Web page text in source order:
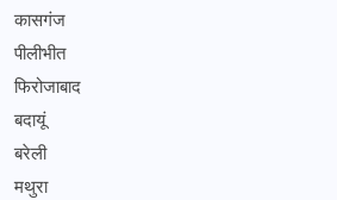
कासगंज
पीलीभीत
फिरोजाबाद
बदायूं
बरेली
मथुरा